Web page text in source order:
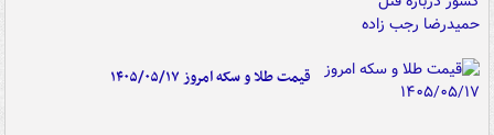
قیمت طلا و سکه امروز ۱۴۰۵/۰۵/۱۷